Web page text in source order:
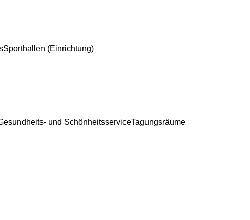
Sporthallen (Einrichtung)
und SchönheitsserviceTagungsräume